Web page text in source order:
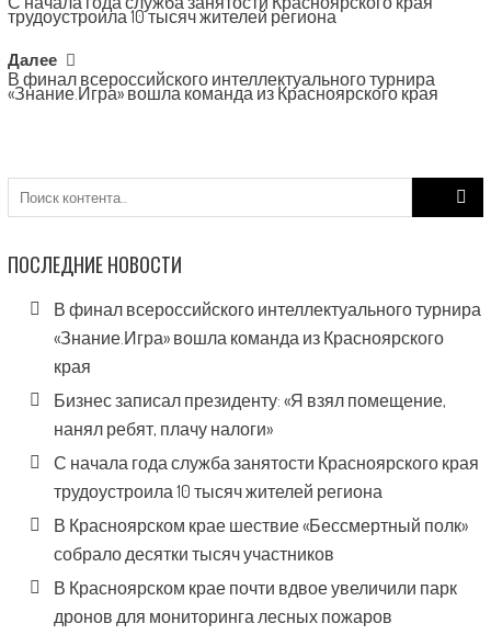
navigation
трудоустроила 10 тысяч жителей региона
Далее
В финал всероссийского интеллектуального турнира
«Знание.Игра» вошла команда из Красноярского края
Search
for:
ПОСЛЕДНИЕ НОВОСТИ
В финал всероссийского интеллектуального турнира
«Знание.Игра» вошла команда из Красноярского
края
Бизнес записал президенту: «Я взял помещение,
нанял ребят, плачу налоги»
С начала года служба занятости Красноярского края
трудоустроила 10 тысяч жителей региона
В Красноярском крае шествие «Бессмертный полк»
собрало десятки тысяч участников
В Красноярском крае почти вдвое увеличили парк
дронов для мониторинга лесных пожаров